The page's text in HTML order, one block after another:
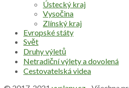
Ústecký kraj
Vysočina
Zlínský kraj
Evropské státy
Svět
Druhy výletů
Netradiční výlety a dovolená
Cestovatelská videa